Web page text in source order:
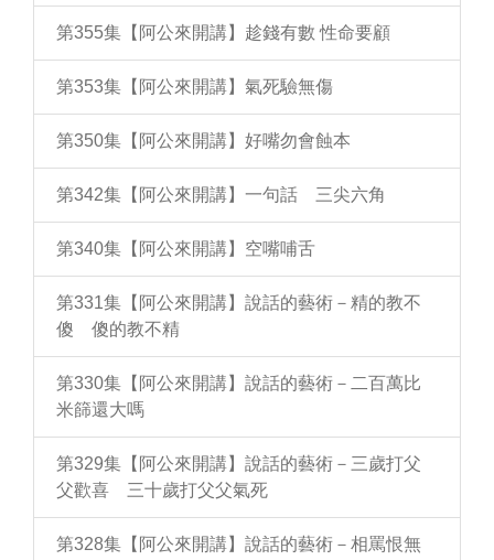
第355集【阿公來開講】趁錢有數 性命要顧
第353集【阿公來開講】氣死驗無傷
第350集【阿公來開講】好嘴勿會蝕本
第342集【阿公來開講】一句話 三尖六角
第340集【阿公來開講】空嘴哺舌
第331集【阿公來開講】說話的藝術－精的教不
傻 傻的教不精
第330集【阿公來開講】說話的藝術－二百萬比
米篩還大嗎
第329集【阿公來開講】說話的藝術－三歲打父
父歡喜 三十歲打父父氣死
第328集【阿公來開講】說話的藝術－相罵恨無